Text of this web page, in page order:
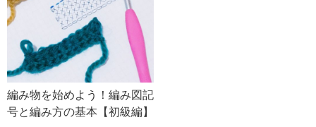
編み物を始めよう！編み図記
号と編み方の基本【初級編】